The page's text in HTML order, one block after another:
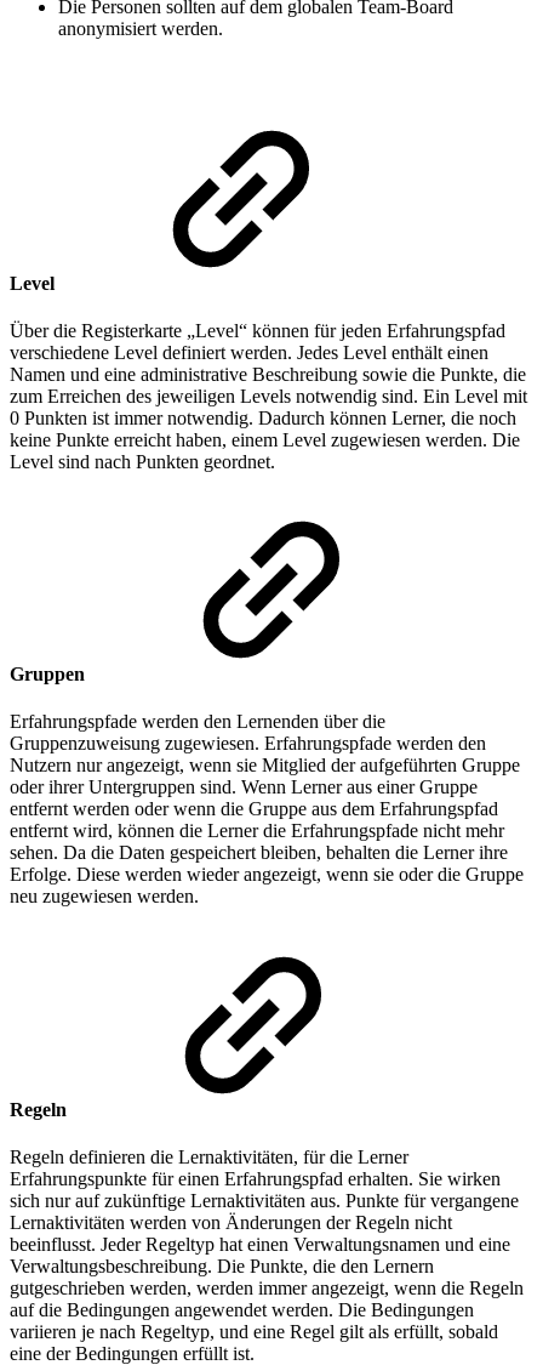
Die Personen sollten auf dem globalen Team-Board
anonymisiert werden.
Level
Über die Registerkarte „Level“ können für jeden Erfahrungspfad
verschiedene Level definiert werden. Jedes Level enthält einen
Namen und eine administrative Beschreibung sowie die Punkte, die
zum Erreichen des jeweiligen Levels notwendig sind. Ein Level mit
0 Punkten ist immer notwendig. Dadurch können Lerner, die noch
keine Punkte erreicht haben, einem Level zugewiesen werden. Die
Level sind nach Punkten geordnet.
Gruppen
Erfahrungspfade werden den Lernenden über die
Gruppenzuweisung zugewiesen. Erfahrungspfade werden den
Nutzern nur angezeigt, wenn sie Mitglied der aufgeführten Gruppe
oder ihrer Untergruppen sind. Wenn Lerner aus einer Gruppe
entfernt werden oder wenn die Gruppe aus dem Erfahrungspfad
entfernt wird, können die Lerner die Erfahrungspfade nicht mehr
sehen. Da die Daten gespeichert bleiben, behalten die Lerner ihre
Erfolge. Diese werden wieder angezeigt, wenn sie oder die Gruppe
neu zugewiesen werden.
Regeln
Regeln definieren die Lernaktivitäten, für die Lerner
Erfahrungspunkte für einen Erfahrungspfad erhalten. Sie wirken
sich nur auf zukünftige Lernaktivitäten aus. Punkte für vergangene
Lernaktivitäten werden von Änderungen der Regeln nicht
beeinflusst. Jeder Regeltyp hat einen Verwaltungsnamen und eine
Verwaltungsbeschreibung. Die Punkte, die den Lernern
gutgeschrieben werden, werden immer angezeigt, wenn die Regeln
auf die Bedingungen angewendet werden. Die Bedingungen
variieren je nach Regeltyp, und eine Regel gilt als erfüllt, sobald
eine der Bedingungen erfüllt ist.